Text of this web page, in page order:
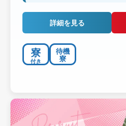
詳細を見る
寮
付き
待機
寮